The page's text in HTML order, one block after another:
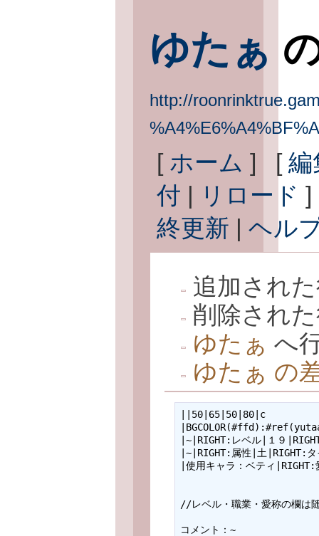
ゆたぁ
http://
[ ホーム ] [ 編
付 | リロード
終更新 | ヘル
追加され
削除され
ゆたぁ へ
ゆたぁ の
||50|65|50|80|c
|~|RIGHT:レベル|１９
|~|RIGHT:属性|土|RIGHT:
|使用キャラ：ベティ
//レベル・職業・愛称の欄は
コメント：~